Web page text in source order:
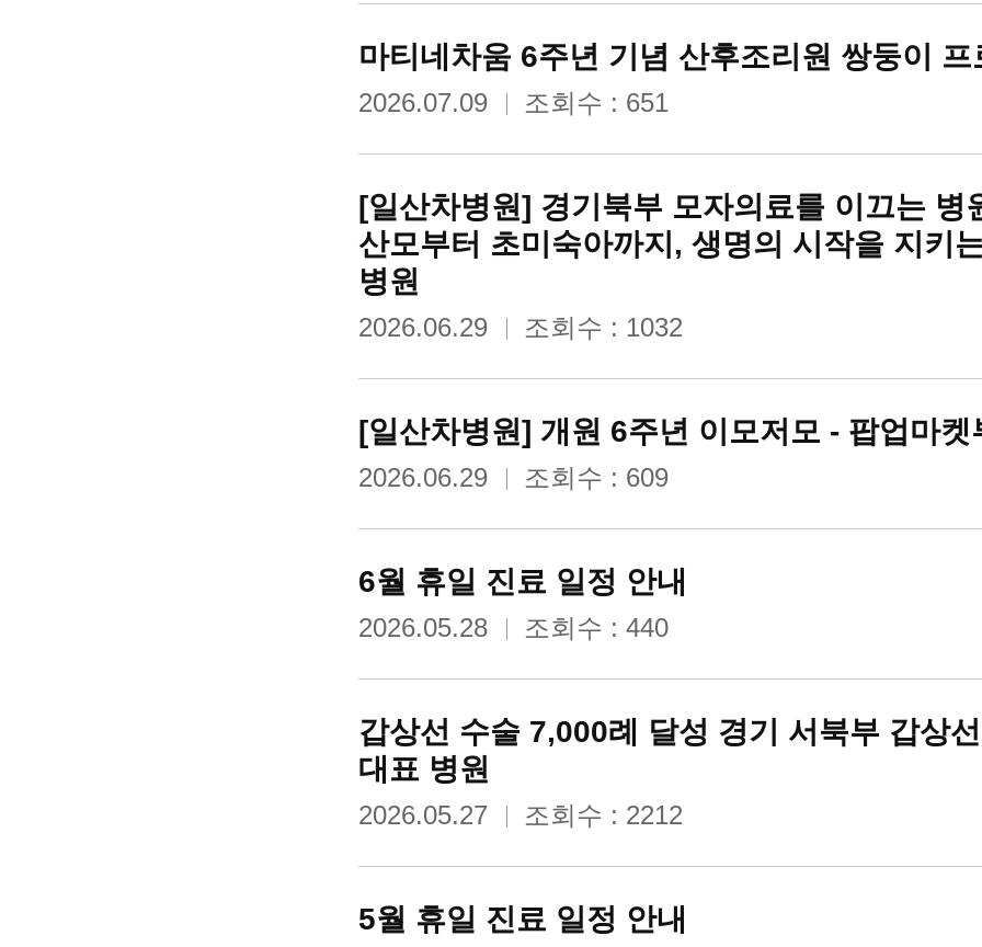
마티네차움 6주년 기념 산후조리원 쌍둥이 프
2026.07.09 조회수 : 651
[일산차병원] 경기북부 모자의료를 이끄는 병
산모부터 초미숙아까지, 생명의 시작을 지키
병원
2026.06.29 조회수 : 1032
[일산차병원] 개원 6주년 이모저모 - 팝업마
2026.06.29 조회수 : 609
6월 휴일 진료 일정 안내
2026.05.28 조회수 : 440
갑상선 수술 7,000례 달성 경기 서북부 갑상
대표 병원
2026.05.27 조회수 : 2212
5월 휴일 진료 일정 안내